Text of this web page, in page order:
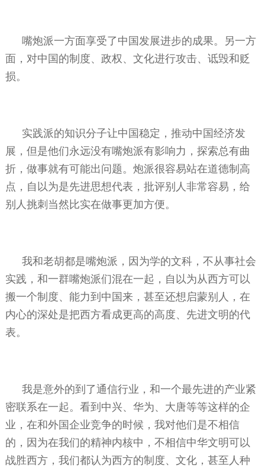
嘴炮派一方面享受了中国发展进步的成果。另一方
面，对中国的制度、政权、文化进行攻击、诋毁和贬
损。
实践派的知识分子让中国稳定，推动中国经济发
展，但是他们永远没有嘴炮派有影响力，探索总有曲
折，做事就有可能出问题。炮派很容易站在道德制高
点，自以为是先进思想代表，批评别人非常容易，给
别人挑刺当然比实在做事更加方便。
我和老胡都是嘴炮派，因为学的文科，不从事社会
实践，和一群嘴炮派们混在一起，自以为从西方可以
搬一个制度、能力到中国来，甚至还想启蒙别人，在
内心的深处是把西方看成更高的高度、先进文明的代
表。
我是意外的到了通信行业，和一个最先进的产业紧
密联系在一起。看到中兴、华为、大唐等等这样的企
业，在和外国企业竞争的时候，我对他们是不相信
的，因为在我们的精神内核中，不相信中华文明可以
战胜西方，我们都认为西方的制度、文化，甚至人种